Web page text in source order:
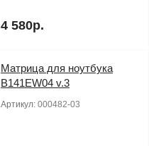
4 580р.
Матрица для ноутбука
B141EW04 v.3
Артикул: 000482-03